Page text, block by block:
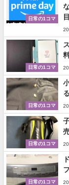
日常の1コマ
日常の1コマ
日常の1コマ
日常の1コマ
日常の1コマ